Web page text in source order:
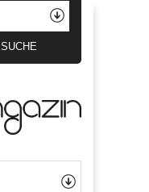
SUCHE